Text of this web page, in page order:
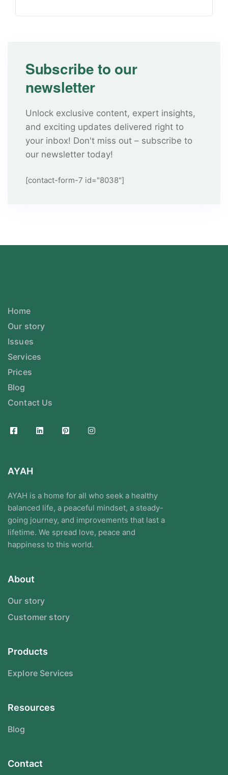
Subscribe to our
newsletter
Unlock exclusive content, expert insights,
and exciting updates delivered right to
your inbox! Don't miss out – subscribe to
our newsletter today!
[contact-form-7 id="8038"]
Home
Our story
Issues
Services
Prices
Blog
Contact Us
AYAH
AYAH is a home for all who seek a healthy
balanced life, a peaceful mindset, a steady-
going journey, and improvements that last a
lifetime. We spread love, peace and
happiness to this world.
About
Our story
Customer story
Products
Explore Services
Resources
Blog
Contact